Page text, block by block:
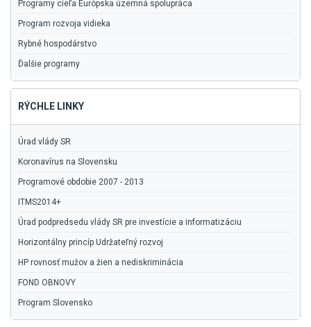
Programy cieľa Európska územná spolupráca
Program rozvoja vidieka
Rybné hospodárstvo
Ďalšie programy
RÝCHLE LINKY
Úrad vlády SR
Koronavírus na Slovensku
Programové obdobie 2007 - 2013
ITMS2014+
Úrad podpredsedu vlády SR pre investície a informatizáciu
Horizontálny princíp Udržateľný rozvoj
HP rovnosť mužov a žien a nediskriminácia
FOND OBNOVY
Program Slovensko